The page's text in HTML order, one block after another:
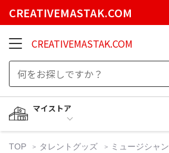
CREATIVEMASTAK.COM
CREATIVEMASTAK.COM
マイストア
TOP タレントグッズ ミュージシャン